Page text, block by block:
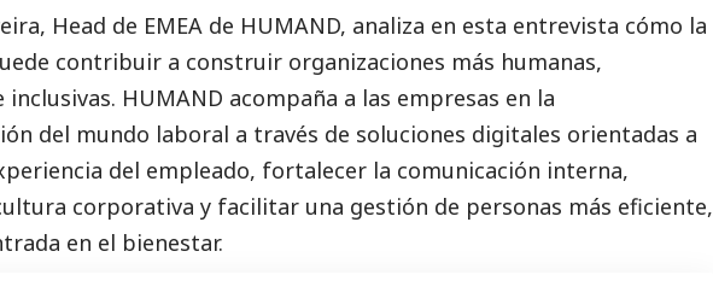
Head de EMEA de HUMAND, analiza en esta entrevista cómo la
contribuir a construir organizaciones más humanas,
inclusivas. HUMAND acompaña a las empresas en la
del mundo laboral a través de soluciones digitales orientadas a
del empleado, fortalecer la comunicación interna,
corporativa y facilitar una gestión de personas más eficiente,
en el bienestar.